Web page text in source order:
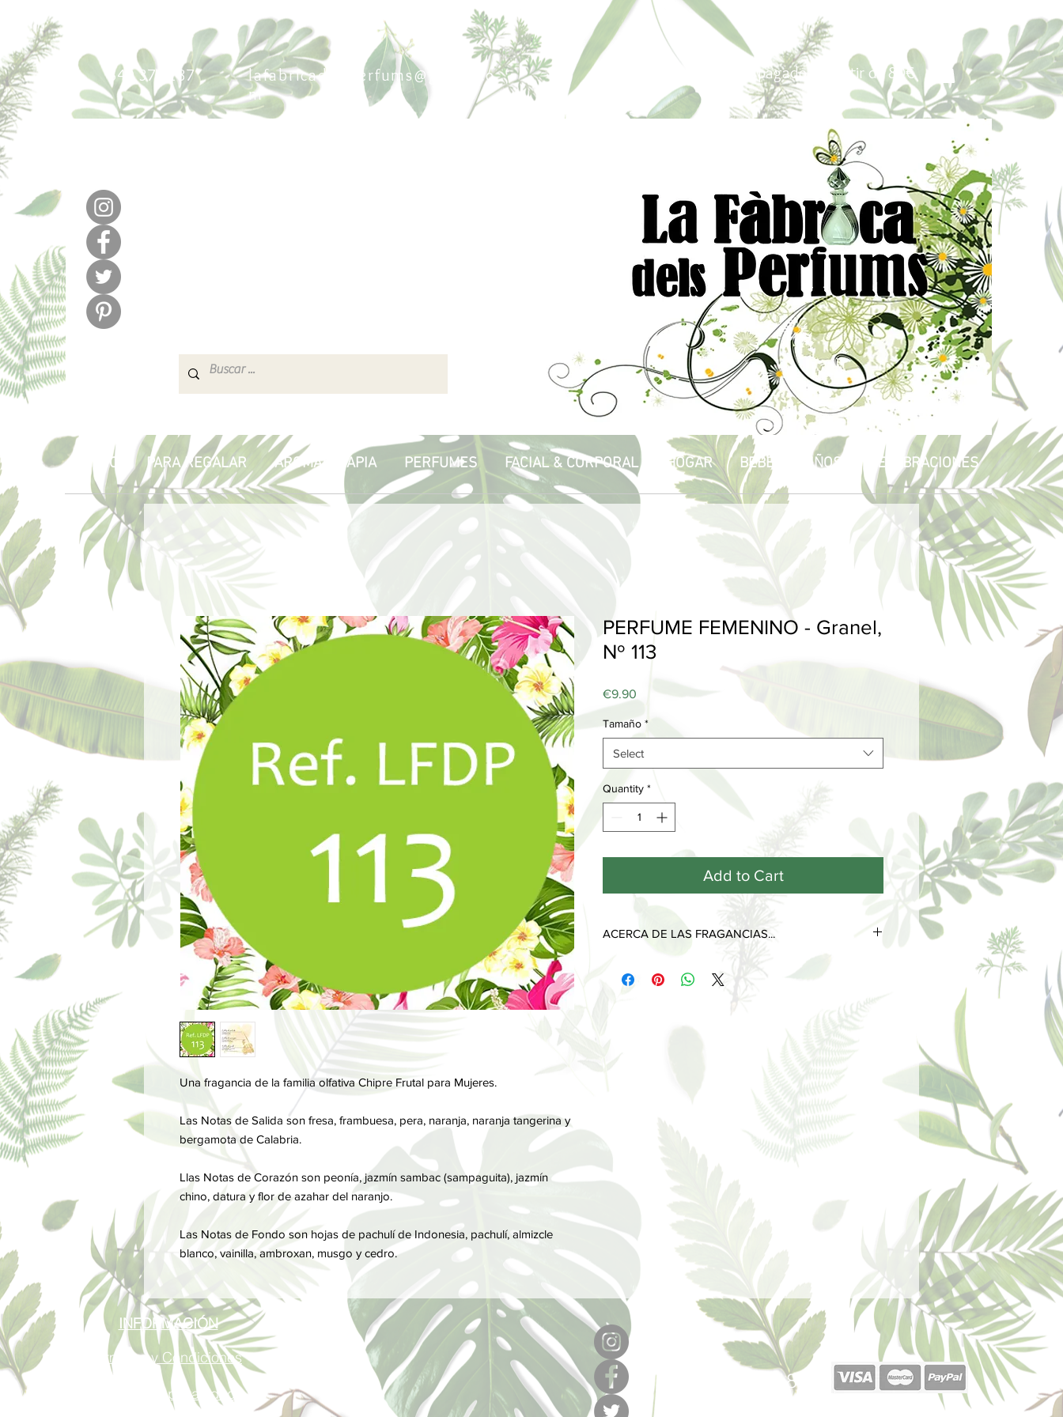
640 377 187
lafabricadelsperfums@gmail.co
m
Portes pagados a partir de 80€
INICIO PARA REGALAR AROMATERAPIA PERFUMES FACIAL & CORPORAL HOGAR BEBÉS & NIÑOS CELEBRACIONES
Una fragancia de la familia olfativa Chipre Frutal para Mujeres.
Las Notas de Salida son fresa, frambuesa, pera, naranja, naranja tangerina y
bergamota de Calabria.
Llas Notas de Corazón son peonía, jazmín sambac (sampaguita), jazmín
chino, datura y flor de azahar del naranjo.
Las Notas de Fondo son hojas de pachulí de Indonesia, pachulí, almizcle
blanco, vainilla, ambroxan, musgo y cedro.
PERFUME FEMENINO - Granel,
Nº 113
€9.90
Tamaño *
Select
Quantity *
Add to Cart
ACERCA DE LAS FRAGANCIAS...
desprenden a lo largo de su ciclo de vida.
INFORMACIÓN
Términos y Condiciones
Política de privacidad
640 377 187